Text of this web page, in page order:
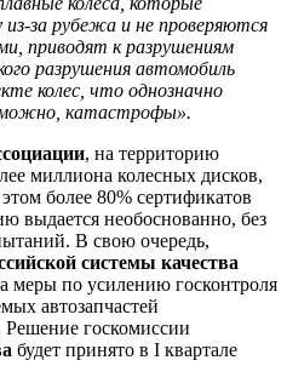
за рубежа и не проверяются
приводят к разрушениям
разрушения автомобиль
колес, что однозначно
катастрофы».
, на территорию
миллиона колесных дисков,
более 80% сертификатов
выдается необоснованно, без
В свою очередь,
системы качества
меры по усилению госконтроля
автозапчастей
госкомиссии
будет принято в I квартале